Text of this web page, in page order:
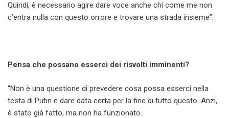
Quindi, è necessario agire dare voce anche chi come me non
c’entra nulla con questo orrore e trovare una strada insieme”.
Pensa che possano esserci dei risvolti imminenti?
“Non è una questione di prevedere cosa possa esserci nella
testa di Putin e dare data certa per la fine di tutto questo. Anzi,
è stato già fatto, ma non ha funzionato.